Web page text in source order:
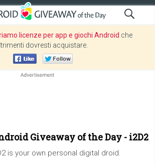
licenze per app e giochi Android che
dovresti acquistare.
Giveaway of the Day - i2D2
is your own personal digital droid.